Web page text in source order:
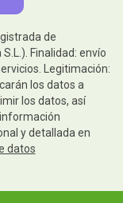
de
Finalidad: envío
Legitimación:
los datos a
los datos, así
y detallada en
datos